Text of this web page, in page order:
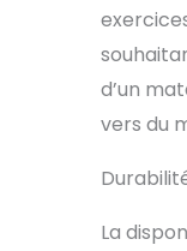
d’un
vers du
La